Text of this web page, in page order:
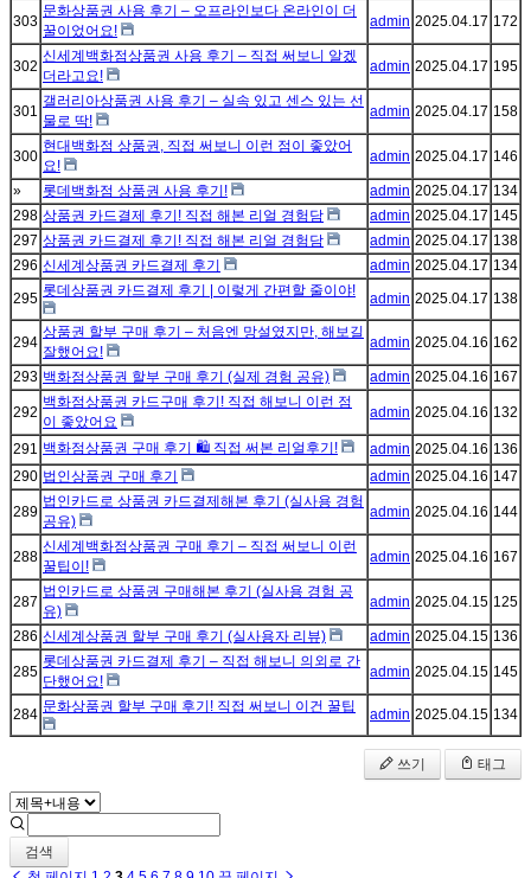
303
문화상품권 사용 후기 – 오프라인보다 온라인이 더
꿀이었어요!
admin 2025.04.17 172
302
신세계백화점상품권 사용 후기 – 직접 써보니 알겠
더라고요!
admin 2025.04.17 195
301
갤러리아상품권 사용 후기 – 실속 있고 센스 있는 선
물로 딱!
admin 2025.04.17 158
300
현대백화점 상품권, 직접 써보니 이런 점이 좋았어
요!
admin 2025.04.17 146
» 롯데백화점 상품권 사용 후기! admin 2025.04.17 134
298 상품권 카드결제 후기! 직접 해본 리얼 경험담 admin 2025.04.17 145
297 상품권 카드결제 후기! 직접 해본 리얼 경험담 admin 2025.04.17 138
296 신세계상품권 카드결제 후기 admin 2025.04.17 134
295 롯데상품권 카드결제 후기 | 이렇게 간편할 줄이야! admin 2025.04.17 138
294
상품권 할부 구매 후기 – 처음엔 망설였지만, 해보길
잘했어요!
admin 2025.04.16 162
293 백화점상품권 할부 구매 후기 (실제 경험 공유) admin 2025.04.16 167
292
백화점상품권 카드구매 후기! 직접 해보니 이런 점
이 좋았어요
admin 2025.04.16 132
291 백화점상품권 구매 후기 🛍️ 직접 써본 리얼후기! admin 2025.04.16 136
290 법인상품권 구매 후기 admin 2025.04.16 147
289
법인카드로 상품권 카드결제해본 후기 (실사용 경험
공유)
admin 2025.04.16 144
288
신세계백화점상품권 구매 후기 – 직접 써보니 이런
꿀팁이!
admin 2025.04.16 167
287
법인카드로 상품권 구매해본 후기 (실사용 경험 공
유)
admin 2025.04.15 125
286 신세계상품권 할부 구매 후기 (실사용자 리뷰) admin 2025.04.15 136
285
롯데상품권 카드결제 후기 – 직접 해보니 의외로 간
단했어요!
admin 2025.04.15 145
284 문화상품권 할부 구매 후기! 직접 써보니 이건 꿀팁 admin 2025.04.15 134
쓰기 태그
검색